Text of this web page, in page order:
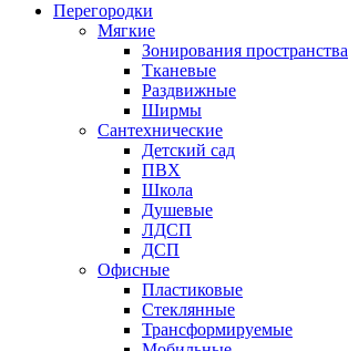
Перегородки
Мягкие
Зонирования пространства
Тканевые
Раздвижные
Ширмы
Сантехнические
Детский сад
ПВХ
Школа
Душевые
ЛДСП
ДСП
Офисные
Пластиковые
Стеклянные
Трансформируемые